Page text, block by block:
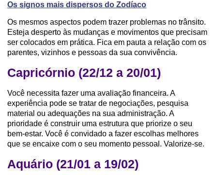
Os signos mais dispersos do Zodíaco
Os mesmos aspectos podem trazer problemas no trânsito.
Esteja desperto às mudanças e movimentos que precisam
ser colocados em prática. Fica em pauta a relação com os
parentes, vizinhos e pessoas da sua convivência.
Capricórnio (22/12 a 20/01)
Você necessita fazer uma avaliação financeira. A
experiência pode se tratar de negociações, pesquisa
material ou adequações na sua administração. A
prioridade é construir uma estrutura que priorize o seu
bem-estar. Você é convidado a fazer escolhas melhores
que se encaixe com o seu momento pessoal. Valorize-se.
Aquário (21/01 a 19/02)